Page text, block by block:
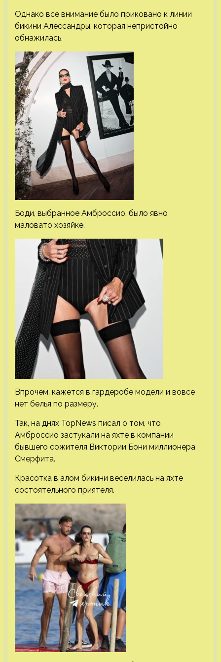
Однако все внимание было приковано к линии
бикини Алессандры, которая непристойно
обнажилась.
Боди, выбранное Амброссио, было явно
маловато хозяйке.
Впрочем, кажется в гардеробе модели и вовсе
нет белья по размеру.
Так, на днях TopNews писал о том, что
Амброссио застукали на яхте в компании
бывшего сожителя Виктории Бони миллионера
Смерфита.
Красотка в алом бикини веселилась на яхте
состоятельного приятеля.